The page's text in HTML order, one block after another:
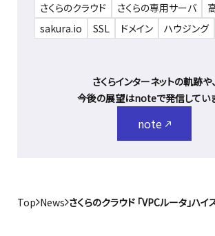
さくらのクラウド
さくらの専用サーバ
sakura.io
SSL ドメイン ハウジング
さくらインターネットの軌跡や、
今後の展望はnoteで発信してい
note
Top News さくらのクラウド 「VPCルータ」ハ